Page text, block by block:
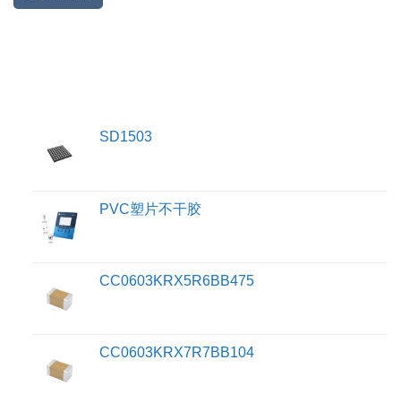
SD1503
PVC塑片不干胶
CC0603KRX5R6BB475
CC0603KRX7R7BB104